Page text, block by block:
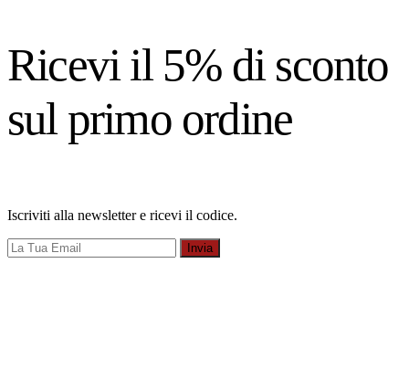
Ricevi il 5% di sconto
sul primo ordine
Iscriviti alla newsletter e ricevi il codice.
Invia